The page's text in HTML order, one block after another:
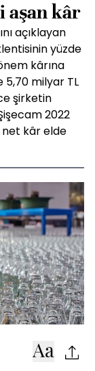
aşan kâr
açıklayan
yüzde
kârına
milyar TL
şirketin
2022
net kâr elde